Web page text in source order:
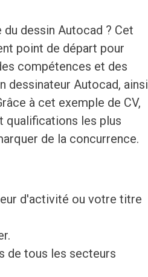
dessin Autocad ? Cet
point de départ pour
compétences et des
dessinateur Autocad, ainsi
à cet exemple de CV,
qualifications les plus
de la concurrence.
d'activité ou votre titre
de tous les secteurs